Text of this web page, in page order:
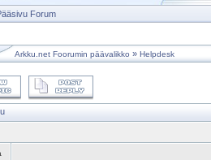
Forum
Arkku.net Foorumin päävalikko » Helpdesk